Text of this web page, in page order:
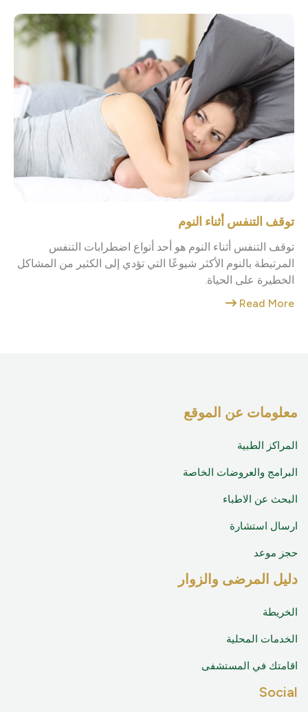
توقف التنفس أثناء النوم
توقف التنفس أثناء النوم هو أحد أنواع اضطرابات التنفس
المرتبطة بالنوم الأكثر شيوعًا التي تؤدي إلى الكثير من المشاكل
الخطيرة على الحياة.
Read More
معلومات عن الموقع
المراكز الطبية
البرامج والعروضات الخاصة
البحث عن الاطباء
ارسال استشارة
حجز موعد
دليل المرضى والزوار
الخريطة
الخدمات المحلية
اقامتك في المستشفى
Social